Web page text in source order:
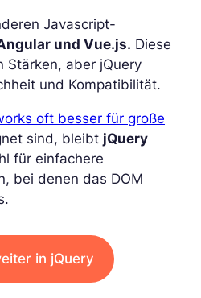
Javascript-
und Vue.js. Diese
Stärken, aber jQuery
und Kompatibilität.
oft besser für große
sind, bleibt jQuery
für einfachere
bei denen das DOM
in jQuery